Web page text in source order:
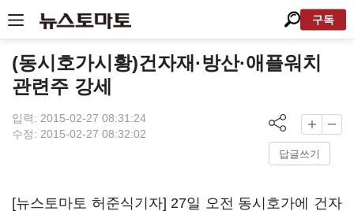
구독
(동시호가시황)건자재·방산·애플워치
관련주 강세
입력: 2015-02-27 08:31:24
수정: 2015-02-27 08:32:02
답글쓰기
[뉴스토마토 허준식기자] 27일 오전 동시호가에 건자